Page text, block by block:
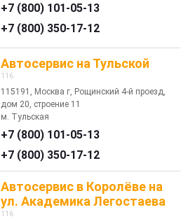
+7 (800) 101-05-13
+7 (800) 350-17-12
Автосервис на Тульской
116
115191, Москва г, Рощинский 4-й проезд,
дом 20, строение 11
м. Тульская
+7 (800) 101-05-13
+7 (800) 350-17-12
Автосервис в Королёве на
ул. Академика Легостаева
116